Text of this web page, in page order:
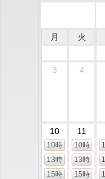
月 火
3
4
10
10時
13時
15時
11
10時
13時
15時